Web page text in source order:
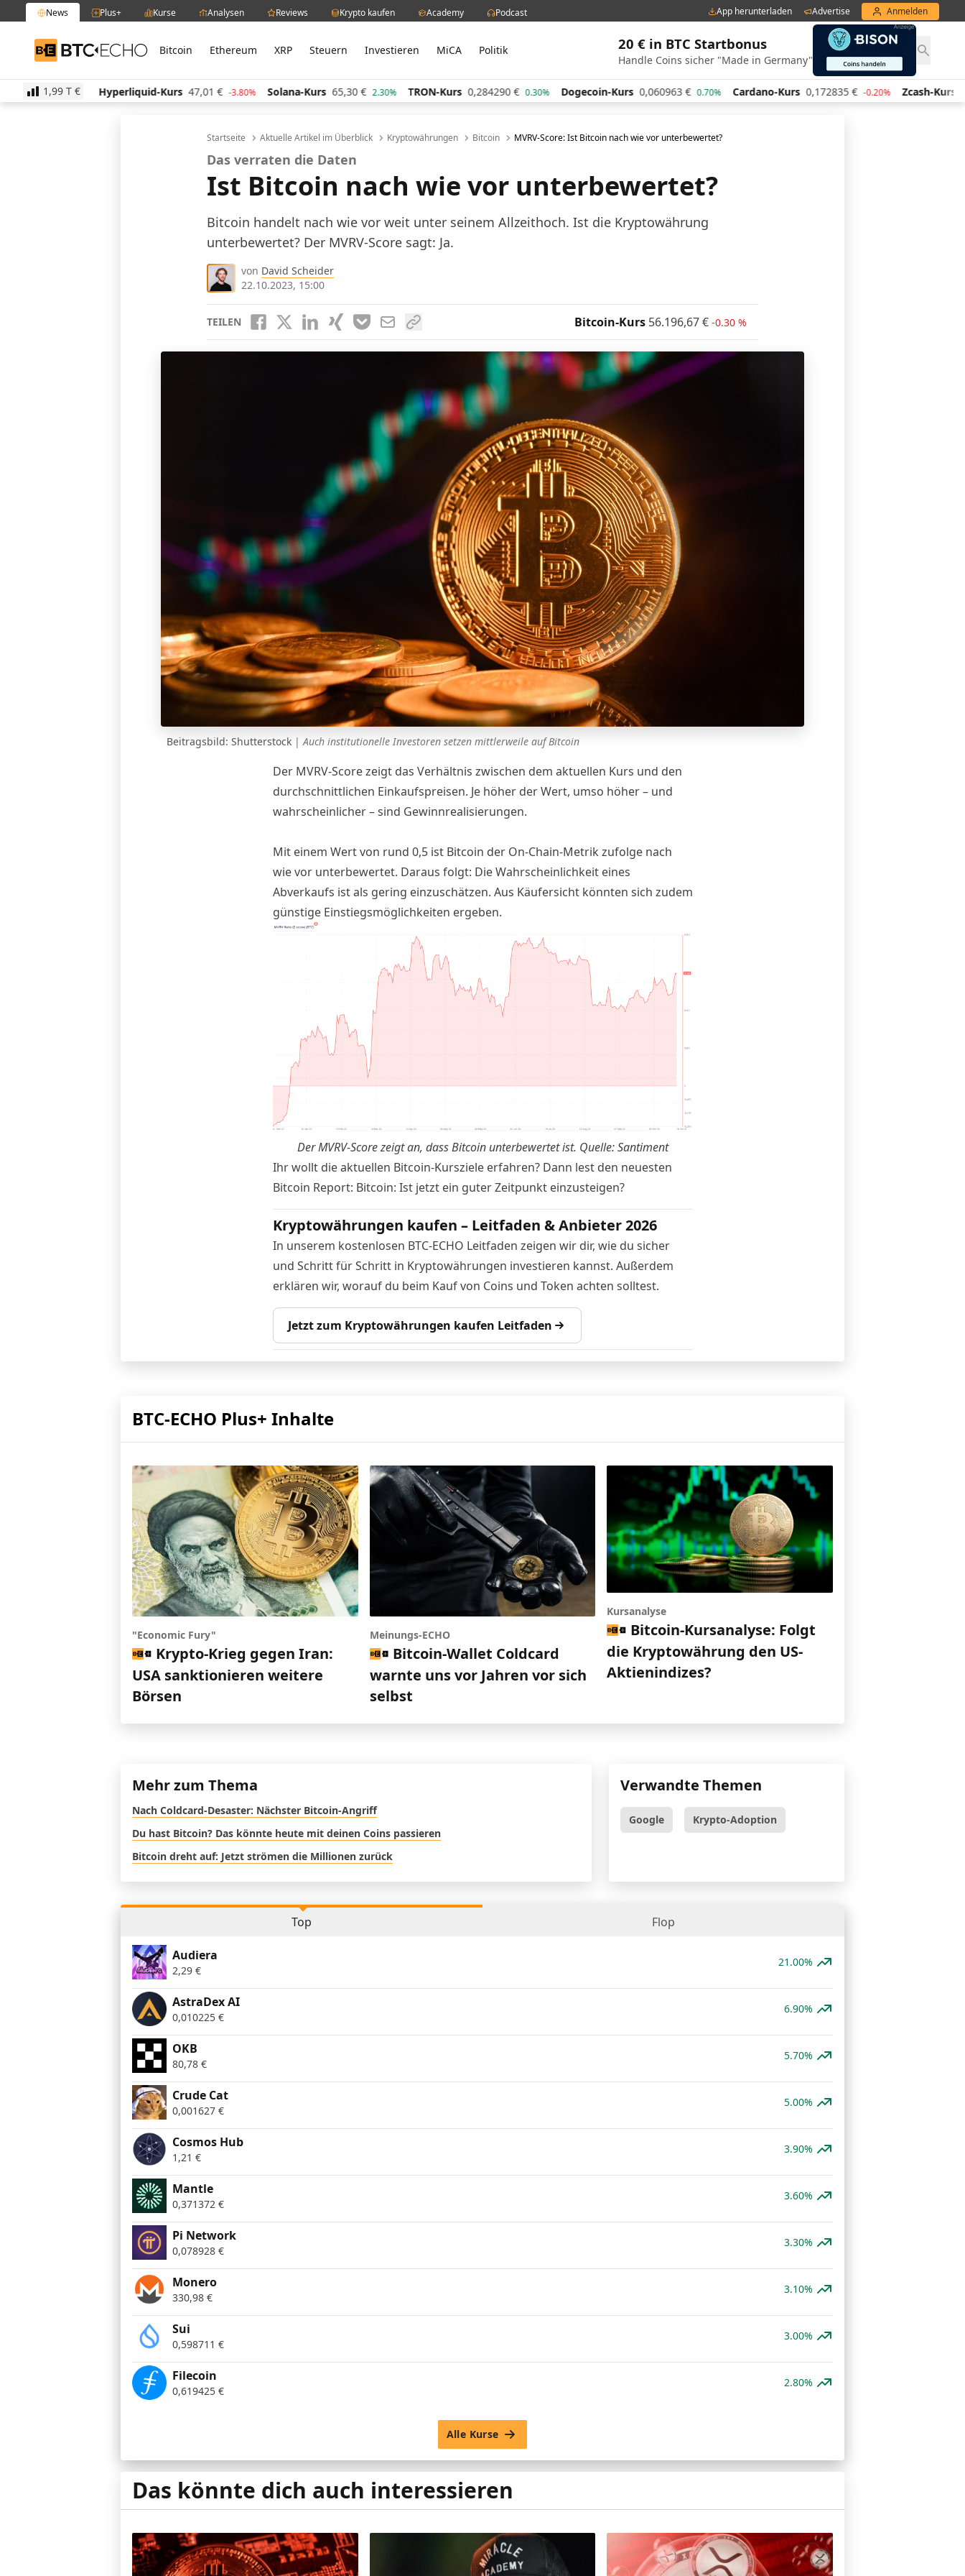
News Plus+ Kurse Analysen Reviews Krypto kaufen Academy Podcast App herunterladen Advertise Anmelden
BTC-ECHO Bitcoin Ethereum XRP Steuern Investieren MiCA Politik 20 € in BTC Startbonus
Handle Coins sicher "Made in Germany"
1,99 T €
1.10% Hyperliquid-Kurs 47,01 € -3.80% Solana-Kurs 65,30 € 2.30% TRON-Kurs 0,284290 € 0.30% Dogecoin-Kurs 0,060963 € 0.70% Cardano-Kurs 0,172835 € -0.20% Zcash-Kurs 434,35 €
Startseite Aktuelle Artikel im Überblick Kryptowährungen Bitcoin MVRV-Score: Ist Bitcoin nach wie vor unterbewertet?
Das verraten die Daten
Ist Bitcoin nach wie vor unterbewertet?
Bitcoin handelt nach wie vor weit unter seinem Allzeithoch. Ist die Kryptowährung
unterbewertet? Der MVRV-Score sagt: Ja.
von David Scheider
22.10.2023, 15:00
TEILEN Bitcoin-Kurs 56.196,67€ -0.30 %
Beitragsbild: Shutterstock | Auch institutionelle Investoren setzen mittlerweile auf Bitcoin
Der MVRV-Score zeigt das Verhältnis zwischen dem aktuellen Kurs und den
durchschnittlichen Einkaufspreisen. Je höher der Wert, umso höher – und
wahrscheinlicher – sind Gewinnrealisierungen.
Mit einem Wert von rund 0,5 ist Bitcoin der On-Chain-Metrik zufolge nach
wie vor unterbewertet. Daraus folgt: Die Wahrscheinlichkeit eines
Abverkaufs ist als gering einzuschätzen. Aus Käufersicht könnten sich zudem
günstige Einstiegsmöglichkeiten ergeben.
Der MVRV-Score zeigt an, dass Bitcoin unterbewertet ist. Quelle:Santiment
Ihr wollt die aktuellen Bitcoin-Kursziele erfahren? Dann lest den neuesten
Bitcoin Report: Bitcoin: Ist jetzt ein guter Zeitpunkt einzusteigen?
Kryptowährungen kaufen – Leitfaden & Anbieter 2026
In unserem kostenlosen BTC-ECHO Leitfaden zeigen wir dir, wie du sicher
und Schritt für Schritt in Kryptowährungen investieren kannst. Außerdem
erklären wir, worauf du beim Kauf von Coins und Token achten solltest.
Jetzt zum Kryptowährungen kaufen Leitfaden
BTC-ECHO Plus+ Inhalte
"Economic Fury"
Krypto-Krieg gegen Iran:
USA sanktionieren weitere
Börsen
Meinungs-ECHO
Bitcoin-Wallet Coldcard
warnte uns vor Jahren vor sich
selbst
Kursanalyse
Bitcoin-Kursanalyse: Folgt
die Kryptowährung den US-
Aktienindizes?
Mehr zum Thema
Nach Coldcard-Desaster: Nächster Bitcoin-Angriff
Du hast Bitcoin? Das könnte heute mit deinen Coins passieren
Bitcoin dreht auf: Jetzt strömen die Millionen zurück
Verwandte Themen
Google Krypto-Adoption
Top Flop
Audiera
2,29 €
21.00%
AstraDex AI
0,010225 €
6.90%
OKB
80,78 €
5.70%
Crude Cat
0,001627 €
5.00%
Cosmos Hub
1,21 €
3.90%
Mantle
0,371372 €
3.60%
Pi Network
0,078928 €
3.30%
Monero
330,98 €
3.10%
Sui
0,598711 €
3.00%
Filecoin
0,619425 €
2.80%
Alle Kurse
Das könnte dich auch interessieren